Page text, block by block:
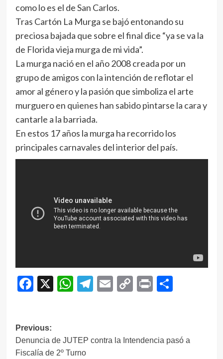
como lo es el de San Carlos.
Tras Cartón La Murga se bajó entonando su
preciosa bajada que sobre el final dice “ya se va la
de Florida vieja murga de mi vida”.
La murga nació en el año 2008 creada por un
grupo de amigos con la intención de reflotar el
amor al género y la pasión que simboliza el arte
murguero en quienes han sabido pintarse la cara y
cantarle a la barriada.
En estos 17 años la murga ha recorrido los
principales carnavales del interior del país.
Facebook
X WhatsApp
Telegram
EmailCopy
Print
Navegación
de
Previous:
Denuncia de JUTEP contra la Intendencia pasó a
Fiscalía de 2º Turno